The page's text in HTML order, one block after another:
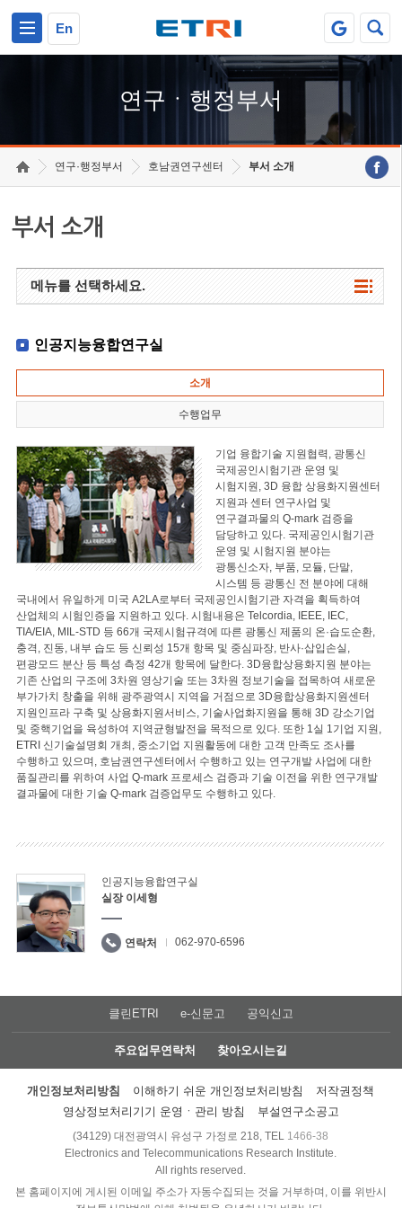
En
연구ㆍ행정부서
연구·행정부서 호남권연구센터 부서 소개
부서 소개
메뉴를 선택하세요.
인공지능융합연구실
소개
수행업무
기업 융합기술 지원협력, 광통신
국제공인시험기관 운영 및
시험지원, 3D 융합 상용화지원센터
지원과 센터 연구사업 및
연구결과물의 Q-mark 검증을
담당하고 있다. 국제공인시험기관
운영 및 시험지원 분야는
광통신소자, 부품, 모듈, 단말,
시스템 등 광통신 전 분야에 대해
국내에서 유일하게 미국 A2LA로부터 국제공인시험기관 자격을 획득하여
산업체의 시험인증을 지원하고 있다. 시험내용은 Telcordia, IEEE, IEC,
TIA/EIA, MIL-STD 등 66개 국제시험규격에 따른 광통신 제품의 온·습도순환,
충격, 진동, 내부 습도 등 신뢰성 15개 항목 및 중심파장, 반사·삽입손실,
편광모드 분산 등 특성 측정 42개 항목에 달한다. 3D융합상용화지원 분야는
기존 산업의 구조에 3차원 영상기술 또는 3차원 정보기술을 접목하여 새로운
부가가치 창출을 위해 광주광역시 지역을 거점으로 3D융합상용화지원센터
지원인프라 구축 및 상용화지원서비스, 기술사업화지원을 통해 3D 강소기업
및 중핵기업을 육성하여 지역균형발전을 목적으로 있다. 또한 1실 1기업 지원,
ETRI 신기술설명회 개최, 중소기업 지원활동에 대한 고객 만족도 조사를
수행하고 있으며, 호남권연구센터에서 수행하고 있는 연구개발 사업에 대한
품질관리를 위하여 사업 Q-mark 프로세스 검증과 기술 이전을 위한 연구개발
결과물에 대한 기술 Q-mark 검증업무도 수행하고 있다.
인공지능융합연구실
실장 이세형
연락처 062-970-6596
클린ETRI e-신문고 공익신고
주요업무연락처 찾아오시는길
개인정보처리방침 이해하기 쉬운 개인정보처리방침
저작권정책
영상정보처리기기 운영ㆍ관리 방침
부설연구소공고
(34129) 대전광역시 유성구 가정로 218, TEL 1466-38
Electronics and Telecommunications Research Institute.
All rights reserved.
본 홈페이지에 게시된 이메일 주소가 자동수집되는 것을 거부하며, 이를 위반시